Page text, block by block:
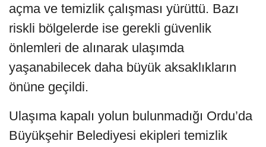
açma ve temizlik çalışması yürüttü. Bazı
riskli bölgelerde ise gerekli güvenlik
önlemleri de alınarak ulaşımda
yaşanabilecek daha büyük aksaklıkların
önüne geçildi.
Ulaşıma kapalı yolun bulunmadığı Ordu’da
Büyükşehir Belediyesi ekipleri temizlik